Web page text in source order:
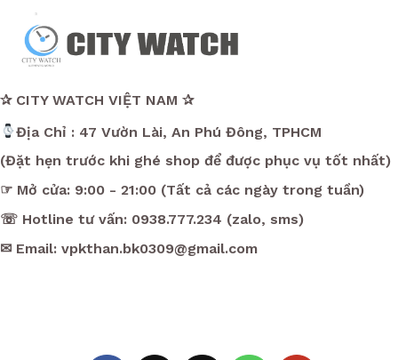
✰ CITY WATCH VIỆT NAM ✰
Địa Chỉ : 47 Vườn Lài, An Phú Đông, TPHCM
(Đặt hẹn trước khi ghé shop để được phục vụ tốt nhất)
☞ Mở cửa: 9:00 - 21:00 (Tất cả các ngày trong tuần)
☏ Hotline tư vấn: 0938.777.234 (zalo, sms)
✉ Email: vpkthan.bk0309@gmail.com